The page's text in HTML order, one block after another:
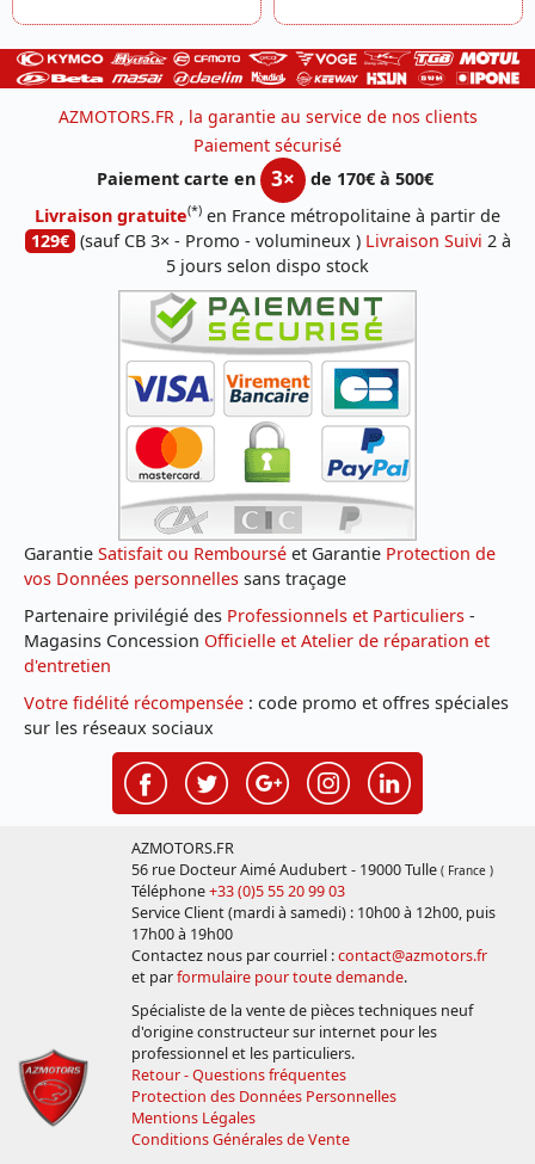
AZMOTORS.FR , la garantie au service de nos clients
Paiement sécurisé
Paiement carte en
3×
de 170€ à 500€
Livraison gratuite(*) en France métropolitaine à partir de
129€ (sauf CB 3× - Promo - volumineux ) Livraison Suivi 2 à
5 jours selon dispo stock
Garantie Satisfait ou Remboursé et Garantie Protection de
vos Données personnelles sans traçage
Partenaire privilégié des Professionnels et Particuliers -
Magasins Concession Officielle et Atelier de réparation et
d'entretien
Votre fidélité récompensée : code promo et offres spéciales
sur les réseaux sociaux
AZMOTORS.FR
56 rue Docteur Aimé Audubert - 19000 Tulle ( France )
Téléphone+33 (0)5 55 20 99 03
Service Client (mardi à samedi) : 10h00 à 12h00, puis
17h00 à 19h00
Contactez nous par courriel :contact@azmotors.fr
et parformulaire pour toute demande.
Spécialiste de la vente de pièces techniques neuf
d'origine constructeur sur internet pour les
professionnel et les particuliers.
Retour - Questions fréquentes
Protection des Données Personnelles
Mentions Légales
Conditions Générales de Vente